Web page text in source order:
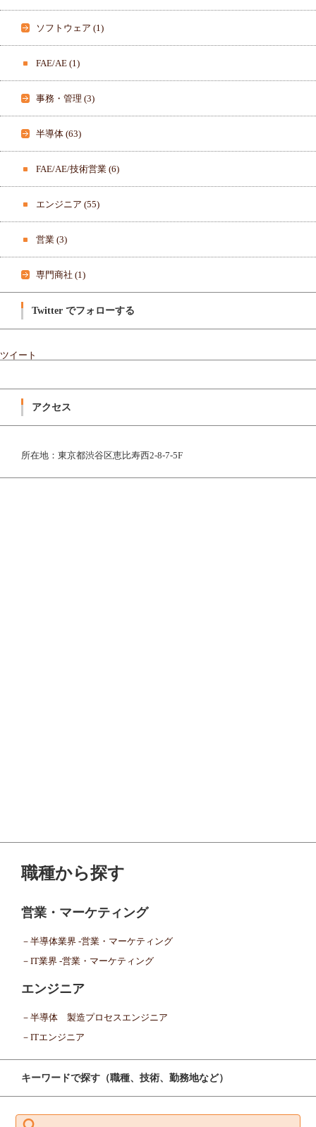
フ
を
表
ソフトウェア (1)
FAE/AE (1)
事務・管理 (3)
半導体 (63)
FAE/AE/技術営業 (6)
エンジニア (55)
営業 (3)
専門商社 (1)
Twitter でフォローする
ツイート
アクセス
所在地：東京都渋谷区恵比寿西2-8-7-5F
職種から探す
営業・マーケティング
－半導体業界 -営業・マーケティング
－IT業界 -営業・マーケティング
エンジニア
－半導体 製造プロセスエンジニア
－ITエンジニア
キーワードで探す（職種、技術、勤務地など）
索: